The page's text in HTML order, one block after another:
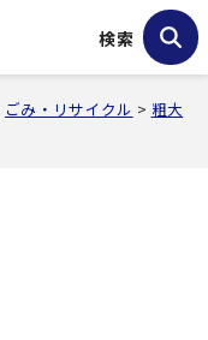
検索
ごみ・リサイクル > 粗大